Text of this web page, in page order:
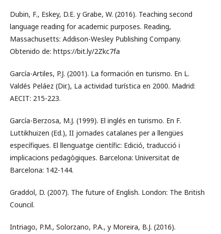
Dubin, F., Eskey, D.E. y Grabe, W. (2016). Teaching second
language reading for academic purposes. Reading,
Massachusetts: Addison-Wesley Publishing Company.
Obtenido de: https://bit.ly/2Zkc7fa
García-Artiles, P.J. (2001). La formación en turismo. En L.
Valdés Peláez (Dir.), La actividad turística en 2000. Madrid:
AECIT: 215-223.
García-Berzosa, M.J. (1999). El inglés en turismo. En F.
Luttikhuizen (Ed.), II jornades catalanes per a llengües
específiques. El llenguatge científic: Edició, traducció i
implicacions pedagògiques. Barcelona: Universitat de
Barcelona: 142-144.
Graddol, D. (2007). The future of English. London: The British
Council.
Intriago, P.M., Solorzano, P.A., y Moreira, B.J. (2016).